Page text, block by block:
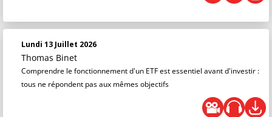
Lundi 13 Juillet 2026
Thomas Binet
Comprendre le fonctionnement d'un ETF est essentiel avant d'investir :
tous ne répondent pas aux mêmes objectifs